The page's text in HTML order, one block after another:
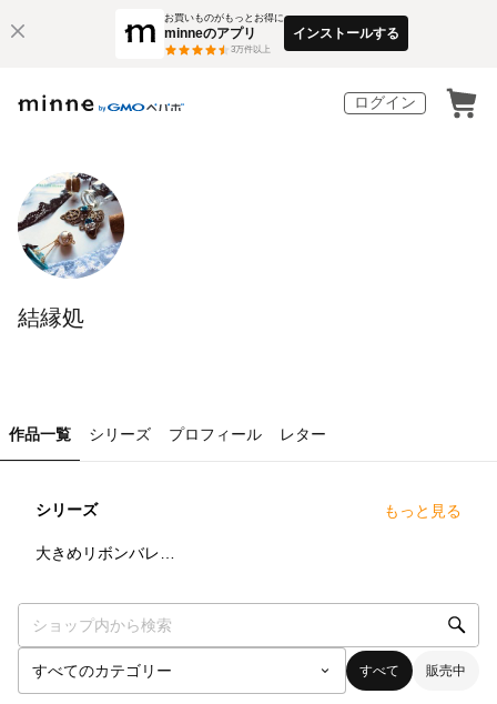
お買いものがもっとお得に
minneのアプリ
3万件以上
インストールする
ログイン
結縁処
作品一覧 シリーズ プロフィール レター
シリーズ もっと見る
すべて 販売中